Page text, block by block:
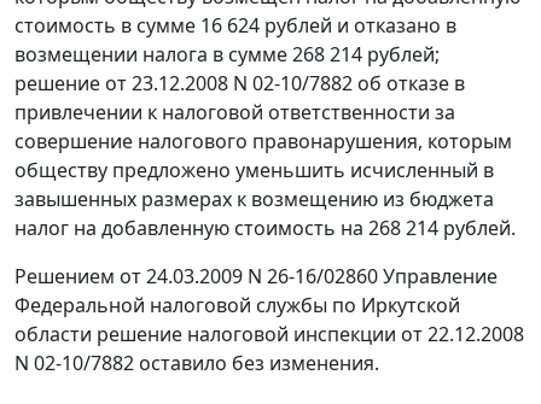
стоимость в сумме 16 624 рублей и отказано в
возмещении налога в сумме 268 214 рублей;
решение от 23.12.2008 N 02-10/7882 об отказе в
привлечении к налоговой ответственности за
совершение налогового правонарушения, которым
обществу предложено уменьшить исчисленный в
завышенных размерах к возмещению из бюджета
налог на добавленную стоимость на 268 214 рублей.
Решением от 24.03.2009 N 26-16/02860 Управление
Федеральной налоговой службы по Иркутской
области решение налоговой инспекции от 22.12.2008
N 02-10/7882 оставило без изменения.